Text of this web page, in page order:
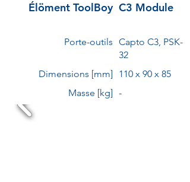
Élöment ToolBoy C3 Module
Porte-outils Capto C3, PSK-
32
Dimensions [mm]
110 x 90 x 85
Masse [kg] -